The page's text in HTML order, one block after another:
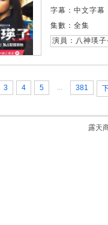
字幕：中文字幕
集數：全集
3 4 5 ... 381
露天